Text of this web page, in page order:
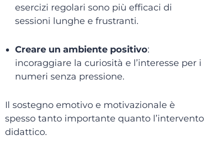
esercizi regolari sono più efficaci di
sessioni lunghe e frustranti.
Creare un ambiente positivo:
incoraggiare la curiosità e l’interesse per i
numeri senza pressione.
Il sostegno emotivo e motivazionale è
spesso tanto importante quanto l’intervento
didattico.